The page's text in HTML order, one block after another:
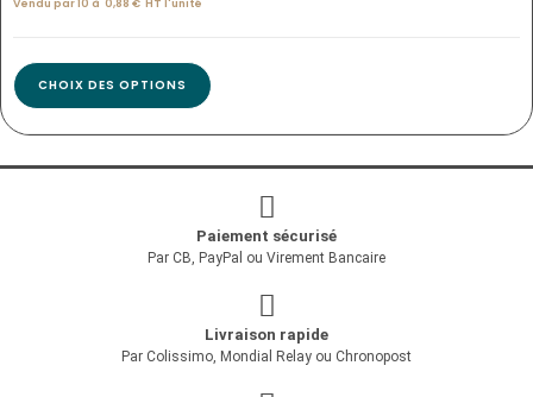
Vendu par 10 à 0,88 € HT l'unité
CHOIX DES OPTIONS
Paiement sécurisé
Par CB, PayPal ou Virement Bancaire
Livraison rapide
Par Colissimo, Mondial Relay ou Chronopost